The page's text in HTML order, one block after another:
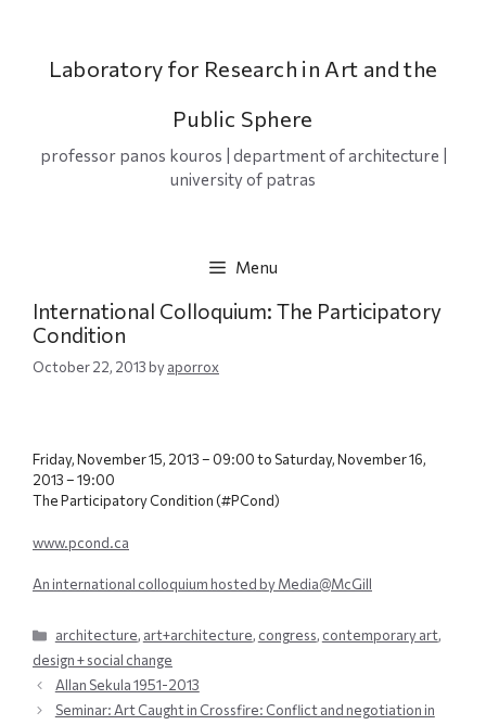
Laboratory for Research in Art and the
Public Sphere
professor panos kouros | department of architecture |
university of patras
Menu
International Colloquium: The Participatory
Condition
October 22, 2013byaporrox
Friday, November 15, 2013 – 09:00 to Saturday, November 16,
2013 – 19:00
The Participatory Condition (#PCond)
www.pcond.ca
An international colloquium hosted by Media@McGill
Categories
architecture, art+architecture, congress, contemporary art,
design + social change
Allan Sekula 1951-2013
Seminar: Art Caught in Crossfire: Conflict and negotiation in